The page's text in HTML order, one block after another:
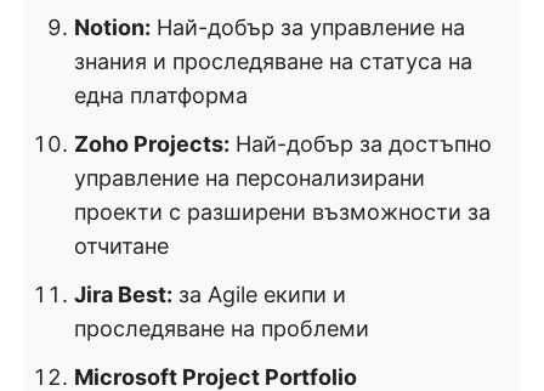
Notion: Най-добър за управление на
знания и проследяване на статуса на
една платформа
Zoho Projects: Най-добър за достъпно
управление на персонализирани
проекти с разширени възможности за
отчитане
Jira Best: за Agile екипи и
проследяване на проблеми
Microsoft Project Portfolio